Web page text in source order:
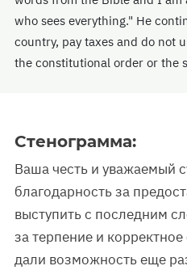
who sees everything." He
country, pay taxes and do not
the constitutional order or the
Стенограмма:
Ваша честь и уважаемый
благодарность за
выступить с последним
за терпение и
дали возможность еще